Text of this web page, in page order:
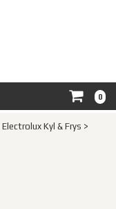
0
Electrolux Kyl & Frys >